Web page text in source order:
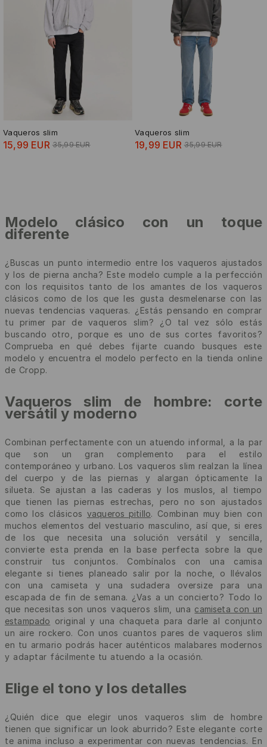
Vaqueros slim
15,99 EUR 35,99 EUR
Vaqueros slim
19,99 EUR 35,99 EUR
Modelo clásico con un toque
diferente
¿Buscas un punto intermedio entre los vaqueros ajustados
y los de pierna ancha? Este modelo cumple a la perfección
con los requisitos tanto de los amantes de los vaqueros
clásicos como de los que les gusta desmelenarse con las
nuevas tendencias vaqueras. ¿Estás pensando en comprar
tu primer par de vaqueros slim? ¿O tal vez sólo estás
buscando otro, porque es uno de sus cortes favoritos?
Comprueba en qué debes fijarte cuando busques este
modelo y encuentra el modelo perfecto en la tienda online
de Cropp.
Vaqueros slim de hombre: corte
versátil y moderno
Combinan perfectamente con un atuendo informal, a la par
que son un gran complemento para el estilo
contemporáneo y urbano. Los vaqueros slim realzan la línea
del cuerpo y de las piernas y alargan ópticamente la
silueta. Se ajustan a las caderas y los muslos, al tiempo
que tienen las piernas estrechas, pero no son ajustados
como los clásicos vaqueros pitillo. Combinan muy bien con
muchos elementos del vestuario masculino, así que, si eres
de los que necesita una solución versátil y sencilla,
convierte esta prenda en la base perfecta sobre la que
construir tus conjuntos. Combínalos con una camisa
elegante si tienes planeado salir por la noche, o llévalos
con una camiseta y una sudadera oversize para una
escapada de fin de semana. ¿Vas a un concierto? Todo lo
que necesitas son unos vaqueros slim, una camiseta con un
estampado original y una chaqueta para darle al conjunto
un aire rockero. Con unos cuantos pares de vaqueros slim
en tu armario podrás hacer auténticos malabares modernos
y adaptar fácilmente tu atuendo a la ocasión.
Elige el tono y los detalles
¿Quién dice que elegir unos vaqueros slim de hombre
tienen que significar un look aburrido? Este elegante corte
te anima incluso a experimentar con nuevas tendencias. En